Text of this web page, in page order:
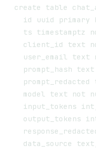
create table
id uuid primary
ts timestamptz
client_id text
user_email text
prompt_hash
prompt_redacted
model text not
  input_tokens int,
output_tokens
data_source